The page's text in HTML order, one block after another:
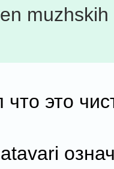
это